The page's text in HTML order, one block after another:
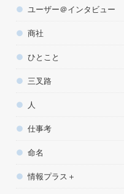
ユーザー＠インタビュー
商社
ひとこと
三叉路
人
仕事考
命名
情報プラス＋